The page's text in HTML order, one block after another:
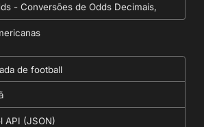
- Conversões de Odds Decimais,
de football
API (JSON)